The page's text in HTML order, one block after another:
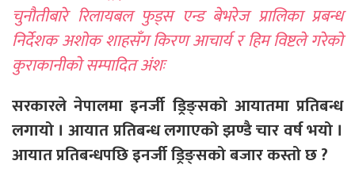
चुनौतीबारे रिलायबल फुड्स एन्ड बेभरेज प्रालिका प्रबन्ध
निर्देशक अशोक शाहसँग किरण आचार्य र हिम विष्टले गरेको
कुराकानीको सम्पादित अंशः
सरकारले नेपालमा इनर्जी ड्रिङ्सको आयातमा प्रतिबन्ध
लगायो । आयात प्रतिबन्ध लगाएको झण्डै चार वर्ष भयो ।
आयात प्रतिबन्धपछि इनर्जी ड्रिङ्सको बजार कस्तो छ ?